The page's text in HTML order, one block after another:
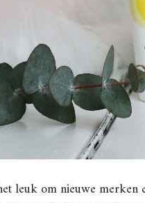
leuk om nieuwe merken